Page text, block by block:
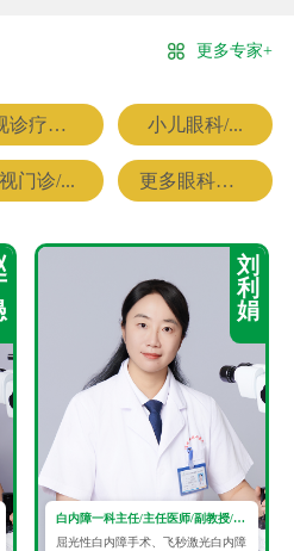
更多专家+
近视诊疗专科 小儿眼科/...
门诊/... 更多眼科专家
刘
利
娟
白内障一科主任/主任医师/副教授/眼科学硕士
屈光性白内障手术、飞秒激光白内障